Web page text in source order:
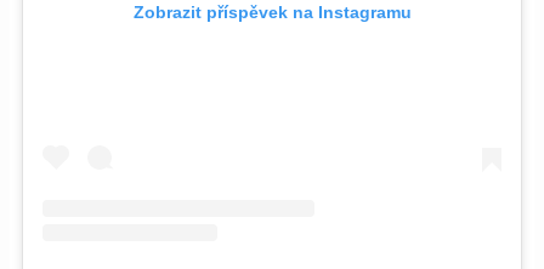
Zobrazit příspěvek na Instagramu